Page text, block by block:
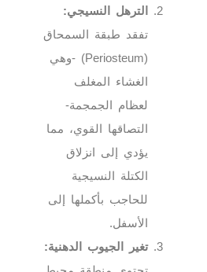
الترهل النسيجي:
تفقد طبقة السمحاق
(Periosteum) -وهي
الغشاء المغلف
لعظام الجمجمة-
التصاقها القوي، مما
يؤدي إلى انزلاق
الكتلة النسيجية
للحاجب بأكملها إلى
الأسفل.
تغير الجيوب الدهنية: